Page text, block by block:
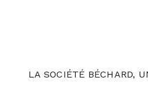
LA SOCIÉTÉ BÉCHARD,